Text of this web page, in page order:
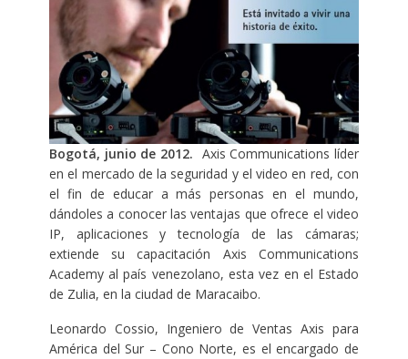
Bogotá, junio de 2012. Axis Communications líder
en el mercado de la seguridad y el video en red, con
el fin de educar a más personas en el mundo,
dándoles a conocer las ventajas que ofrece el video
IP, aplicaciones y tecnología de las cámaras;
extiende su capacitación Axis Communications
Academy al país venezolano, esta vez en el Estado
de Zulia, en la ciudad de Maracaibo.
Leonardo Cossio, Ingeniero de Ventas Axis para
América del Sur – Cono Norte, es el encargado de